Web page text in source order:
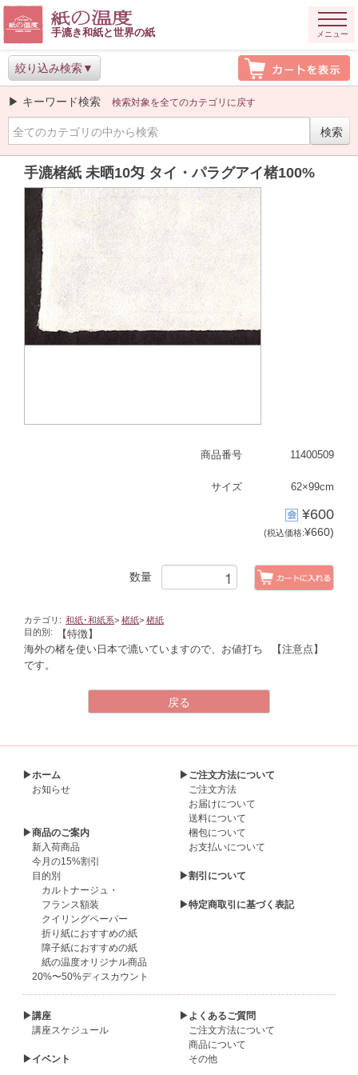
手漉き和紙と世界の紙 メニュー
絞り込み検索
▶ キーワード検索 検索対象を全てのカテゴリに戻す
手漉楮紙 未晒10匁 タイ・パラグアイ楮100%
11400509
商品番号
62×99cm
サイズ
¥600
(税込価格:¥660)
数量
カテゴリ: 和紙･和紙系> 楮紙> 楮紙
目的別:
【特徴】
海外の楮を使い日本で漉いていますので、お値打ち
です。
【注意点】
▶ホーム
お知らせ
▶商品のご案内
新入荷商品
今月の15%割引
目的別
カルトナージュ・
フランス額装
クイリングペーパー
折り紙におすすめの紙
障子紙におすすめの紙
紙の温度オリジナル商品
20%〜50%ディスカウント
▶ご注文方法について
ご注文方法
お届けについて
送料について
梱包について
お支払いについて
▶割引について
▶特定商取引に基づく表記
▶講座
講座スケジュール
▶イベント
▶よくあるご質問
ご注文方法について
商品について
その他